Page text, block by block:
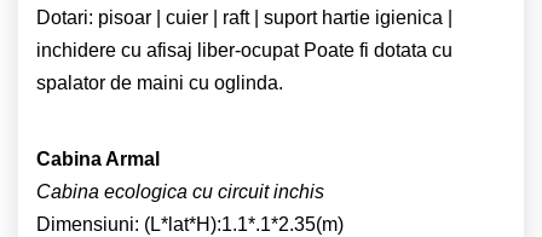
Dotari: pisoar | cuier | raft | suport hartie igienica |
inchidere cu afisaj liber-ocupat Poate fi dotata cu
spalator de maini cu oglinda.
Cabina Armal
Cabina ecologica cu circuit inchis
Dimensiuni: (L*lat*H):1.1*.1*2.35(m)